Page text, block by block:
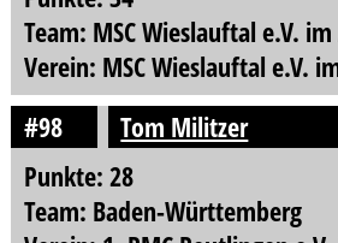
Team: MSC Wieslauftal e.V. im
Verein: MSC Wieslauftal e.V.
#98
Tom Militzer
Punkte: 28
Team: Baden-Württemberg